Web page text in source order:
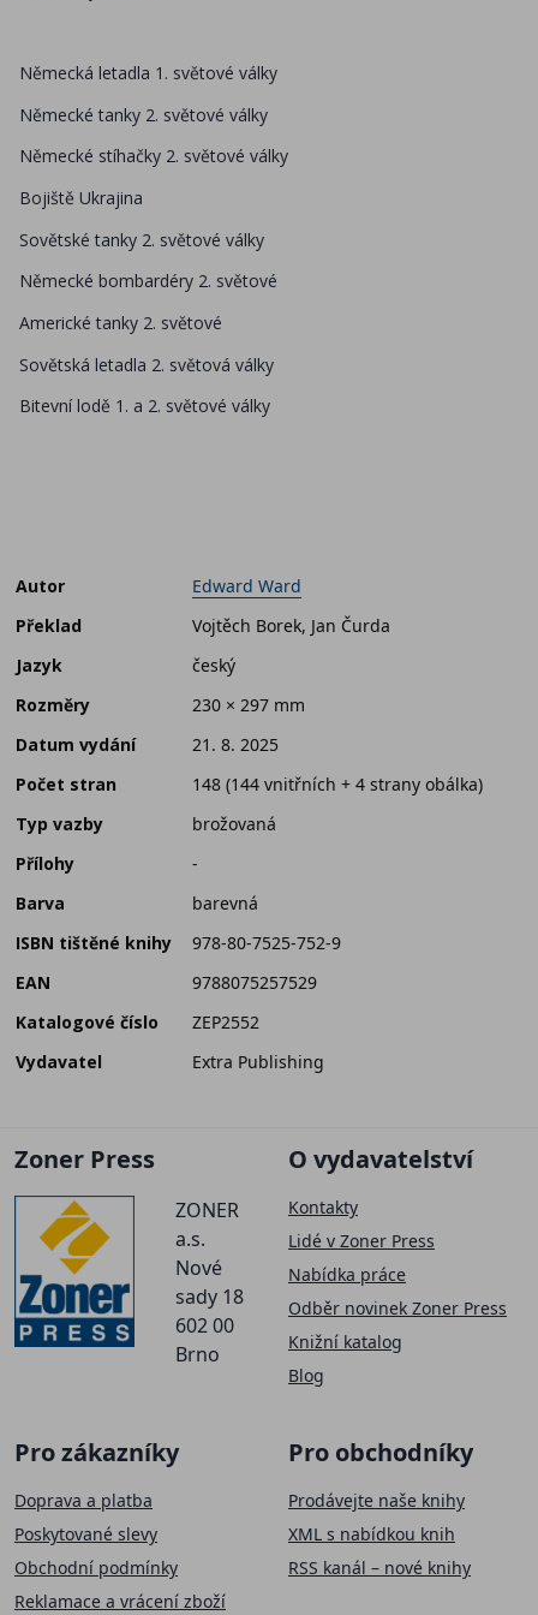
Německá letadla 1. světové války
Německé tanky 2. světové války
Německé stíhačky 2. světové války
Bojiště Ukrajina
Sovětské tanky 2. světové války
Německé bombardéry 2. světové
Americké tanky 2. světové
Sovětská letadla 2. světová války
Bitevní lodě 1. a 2. světové války
Autor
Edward Ward
Překlad
Vojtěch Borek, Jan Čurda
Jazyk
český
Rozměry
230 × 297 mm
Datum vydání
21. 8. 2025
Počet stran
148 (144 vnitřních + 4 strany obálka)
Typ vazby
brožovaná
Přílohy
-
Barva
barevná
ISBN tištěné knihy
978-80-7525-752-9
EAN
9788075257529
Katalogové číslo
ZEP2552
Vydavatel
Extra Publishing
Zoner Press
ZONER
a.s.
Nové
sady 18
602 00
Brno
O vydavatelství
Kontakty
Lidé v Zoner Press
Nabídka práce
Odběr novinek Zoner Press
Knižní katalog
Blog
Pro zákazníky
Doprava a platba
Poskytované slevy
Obchodní podmínky
Reklamace a vrácení zboží
Pro obchodníky
Prodávejte naše knihy
XML s nabídkou knih
RSS kanál – nové knihy